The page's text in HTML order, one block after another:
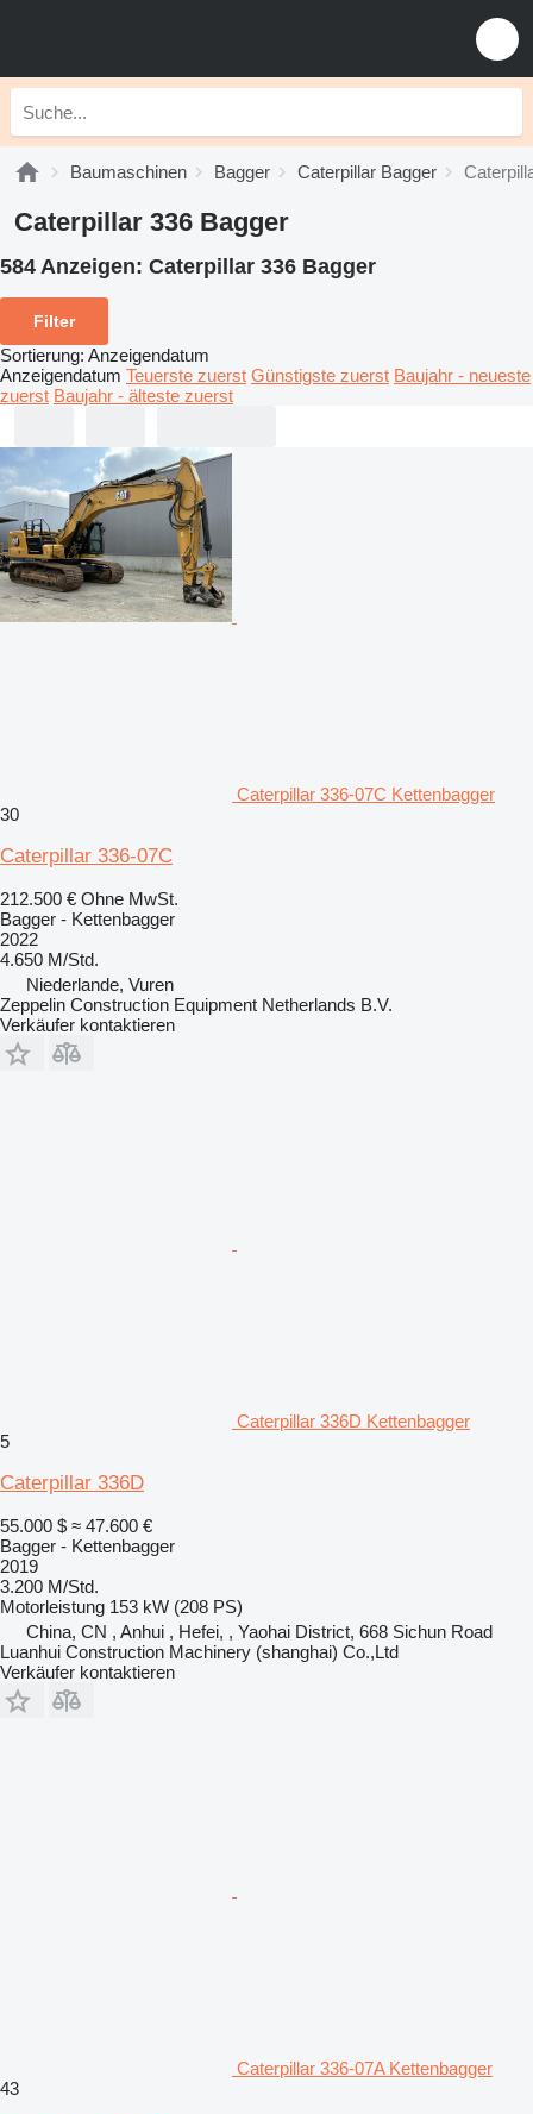
Baumaschinen Bagger Caterpillar Bagger
Caterpillar 336 Bagger
584 Anzeigen: Caterpillar 336 Bagger
Filter
Sortierung: Anzeigendatum
Anzeigendatum Teuerste zuerst Günstigste zuerst Baujahr - neueste
zuerst Baujahr - älteste zuerst
Caterpillar 336-07C Kettenbagger
30
Caterpillar 336-07C
212.500 € Ohne MwSt.
Bagger - Kettenbagger
2022
4.650 M/Std.
Niederlande, Vuren
Zeppelin Construction Equipment Netherlands B.V.
Verkäufer kontaktieren
Caterpillar 336D Kettenbagger
5
Caterpillar 336D
55.000 $ ≈ 47.600 €
Bagger - Kettenbagger
2019
3.200 M/Std.
Motorleistung 153 kW (208 PS)
China, CN , Anhui , Hefei, , Yaohai District, 668 Sichun Road
Luanhui Construction Machinery (shanghai) Co.,Ltd
Verkäufer kontaktieren
Caterpillar 336-07A Kettenbagger
43